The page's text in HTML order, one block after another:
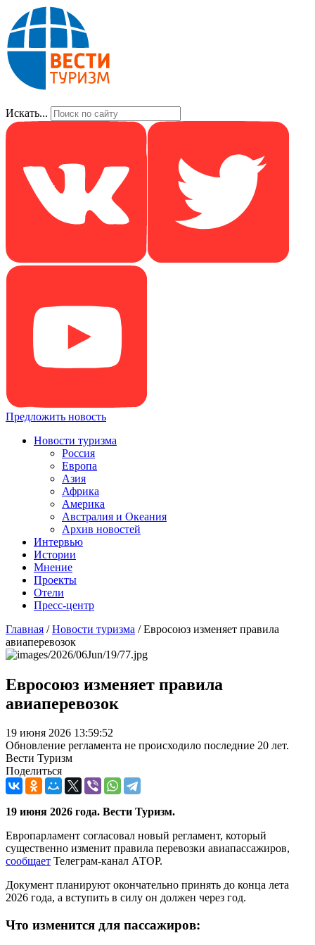
Искать...
Предложить новость
Новости туризма
Россия
Европа
Азия
Африка
Америка
Австралия и Океания
Архив новостей
Интервью
Истории
Мнение
Проекты
Отели
Пресс-центр
Главная /Новости туризма /Евросоюз изменяет правила
авиаперевозок
Евросоюз изменяет правила
авиаперевозок
19 июня 2026 13:59:52
Обновление регламента не происходило последние 20 лет.
Вести Туризм
Поделиться
19 июня 2026 года. Вести Туризм.
Европарламент согласовал новый регламент, который
существенно изменит правила перевозки авиапассажиров,
сообщает Телеграм-канал АТОР.
Документ планируют окончательно принять до конца лета
2026 года, а вступить в силу он должен через год.
Что изменится для пассажиров: